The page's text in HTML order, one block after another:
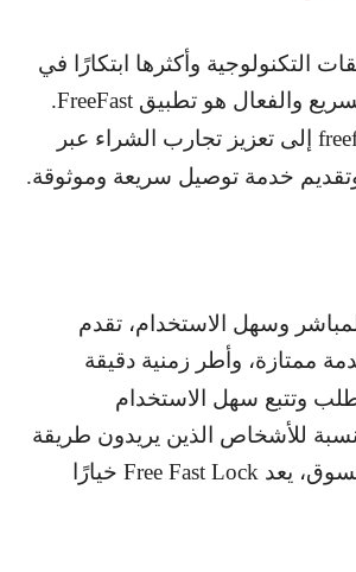
التكنولوجية وأكثرها ابتكارًا في
والفعال هو تطبيق FreeFast
.
إلى تعزيز تجارب الشراء عبر
وتقديم خدمة توصيل سريعة وموثوقة.
وسهل الاستخدام، تقدم
ممتازة، وأطر زمنية دقيقة
وتتبع سهل الاستخدام
للأشخاص الذين يريدون طريقة
يعد Free Fast Lock خيارًا